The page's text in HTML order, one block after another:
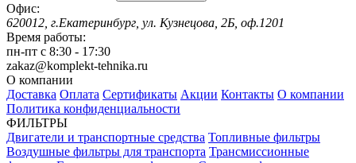
Офис:
620012, г.Екатеринбург, ул. Кузнецова, 2Б, оф.1201
Время работы:
пн-пт с 8:30 - 17:30
zakaz@komplekt-tehnika.ru
О компании
Доставка Оплата Сертификаты Акции Контакты О компании
Политика конфиденциальности
ФИЛЬТРЫ
Двигатели и транспортные средства Топливные фильтры
Воздушные фильтры для транспорта Трансмиссионные